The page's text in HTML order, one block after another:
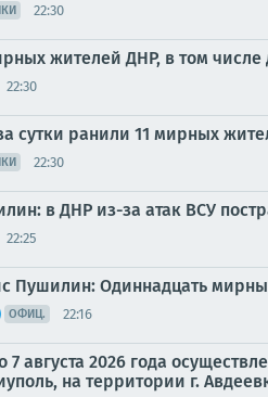
22:30
жителей ДНР, в том числе
22:30
сутки ранили 11 мирных
22:30
в ДНР из-за атак ВСУ
22:25
Пушилин: Одиннадцать
ОФИЦ. 22:16
7 августа 2026 года
на территории г.